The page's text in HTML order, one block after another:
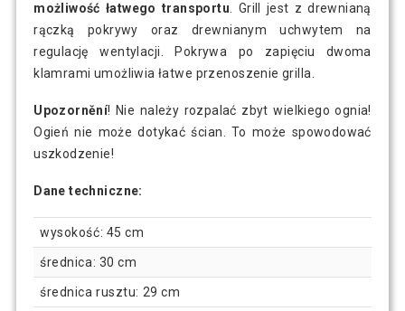
możliwość łatwego transportu. Grill jest z drewnianą
rączką pokrywy oraz drewnianym uchwytem na
regulację wentylacji. Pokrywa po zapięciu dwoma
klamrami umożliwia łatwe przenoszenie grilla.
Upozornění! Nie należy rozpalać zbyt wielkiego ognia!
Ogień nie może dotykać ścian. To może spowodować
uszkodzenie!
Dane techniczne:
wysokość: 45 cm
średnica: 30 cm
średnica rusztu: 29 cm